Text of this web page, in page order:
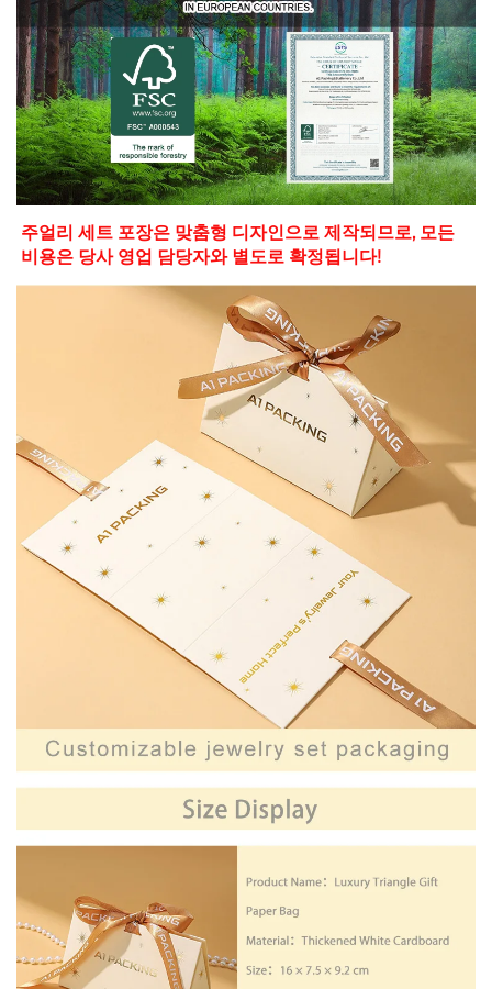
주얼리 세트 포장은 맞춤형 디자인으로 제작되므로, 모든
비용은 당사 영업 담당자와 별도로 확정됩니다!